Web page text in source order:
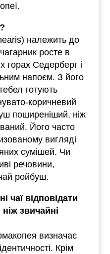
належить до
росте в
горах Седерберг і
напоєм. З його
готують
коричневий
поширеніший, ніж
Його часто
вигляді
сумішей. Чи
речовини,
ройбуш.
чаї відповідати
звичайні
визначає
Крім